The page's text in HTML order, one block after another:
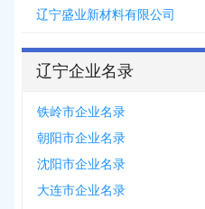
辽宁盛业新材料有限公司
辽宁企业名录
铁岭市企业名录
朝阳市企业名录
沈阳市企业名录
大连市企业名录